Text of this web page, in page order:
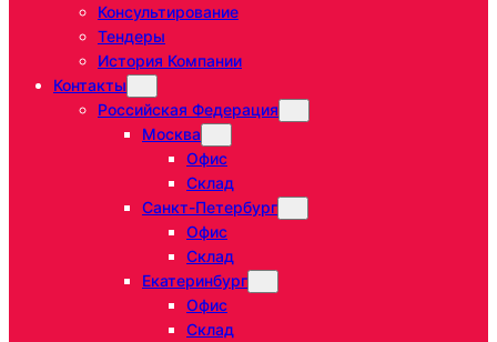
Консультирование
Тендеры
История Компании
Контакты
Российская Федерация
Москва
Офис
Склад
Санкт-Петербург
Офис
Склад
Екатеринбург
Офис
Склад